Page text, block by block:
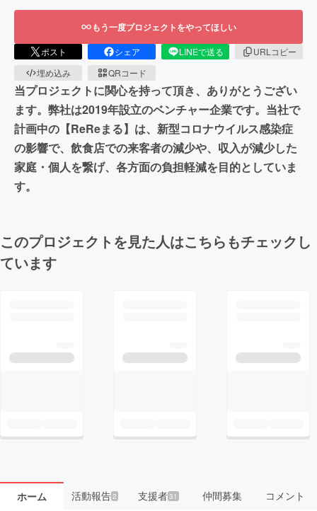
もう一度プロジェクトをやってほしい
ポスト シェア LINEで送る
URLコピー
埋め込み
QRコード
当プロジェクトに関心を持って頂き、ありがとうござい
ます。弊社は2019年設立のベンチャー企業です。当社で
計画中の【ReReまる】は、新型コロナウイルス感染症
の影響で、飲食店での来客者の減少や、収入が減少した
家庭・個人を繋げ、各方面の負担軽減を目的としていま
す。
このプロジェクトを見た人はこちらもチェックし
ています
ホーム 活動報告2 支援者31 仲間募集 コメント